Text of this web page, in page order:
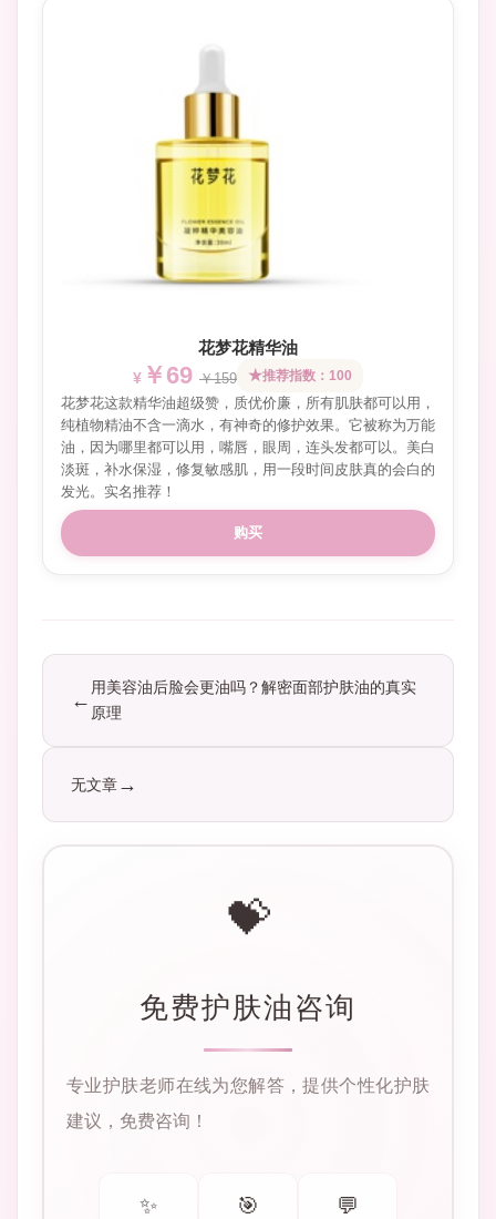
花梦花精华油
￥69 ￥159 推荐指数：100
花梦花这款精华油超级赞，质优价廉，所有肌肤都可以用，
纯植物精油不含一滴水，有神奇的修护效果。它被称为万能
油，因为哪里都可以用，嘴唇，眼周，连头发都可以。美白
淡斑，补水保湿，修复敏感肌，用一段时间皮肤真的会白的
发光。实名推荐！
购买
用美容油后脸会更油吗？解密面部护肤油的真实
原理
无文章
💝
免费护肤油咨询
专业护肤老师在线为您解答，提供个性化护肤
建议，免费咨询！
✨ 🎯 💬